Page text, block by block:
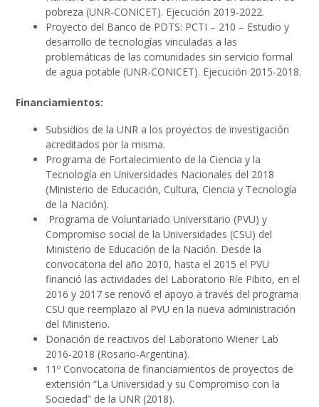
pobreza (UNR-CONICET). Ejecución 2019-2022.
Proyecto del Banco de PDTS: PCTI – 210 – Estudio y
desarrollo de tecnologías vinculadas a las
problemáticas de las comunidades sin servicio formal
de agua potable (UNR-CONICET). Ejecución 2015-2018.
Financiamientos:
Subsidios de la UNR a los proyectos de investigación
acreditados por la misma.
Programa de Fortalecimiento de la Ciencia y la
Tecnología en Universidades Nacionales del 2018
(Ministerio de Educación, Cultura, Ciencia y Tecnología
de la Nación).
Programa de Voluntariado Universitario (PVU) y
Compromiso social de la Universidades (CSU) del
Ministerio de Educación de la Nación. Desde la
convocatoria del año 2010, hasta el 2015 el PVU
financió las actividades del Laboratorio Ríe Pibito, en el
2016 y 2017 se renovó el apoyo a través del programa
CSU que reemplazo al PVU en la nueva administración
del Ministerio.
Donación de reactivos del Laboratorio Wiener Lab
2016-2018 (Rosario-Argentina).
11º Convocatoria de financiamientos de proyectos de
extensión “La Universidad y su Compromiso con la
Sociedad” de la UNR (2018).